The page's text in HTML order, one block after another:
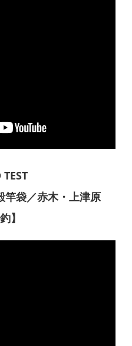
TEST
袋／赤木・上津原
】